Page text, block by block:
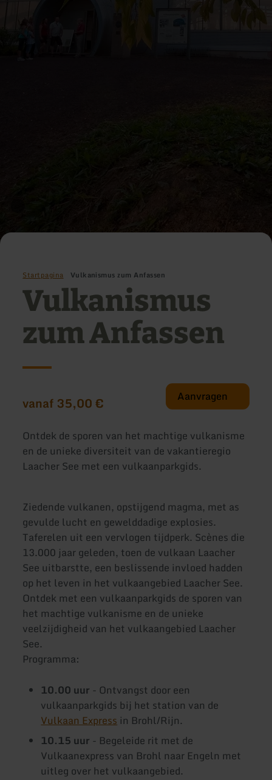
Startpagina Vulkanismus zum Anfassen
Vulkanismus
zum Anfassen
vanaf 35,00 € Aanvragen
Ontdek de sporen van het machtige vulkanisme
en de unieke diversiteit van de vakantieregio
Laacher See met een vulkaanparkgids.
Ziedende vulkanen, opstijgend magma, met as
gevulde lucht en gewelddadige explosies.
Taferelen uit een vervlogen tijdperk. Scènes die
13.000 jaar geleden, toen de vulkaan Laacher
See uitbarstte, een beslissende invloed hadden
op het leven in het vulkaangebied Laacher See.
Ontdek met een vulkaanparkgids de sporen van
het machtige vulkanisme en de unieke
veelzijdigheid van het vulkaangebied Laacher
See.
Programma:
10.00 uur - Ontvangst door een
vulkaanparkgids bij het station van de
Vulkaan Express in Brohl/Rijn.
10.15 uur - Begeleide rit met de
Vulkaanexpress van Brohl naar Engeln met
uitleg over het vulkaangebied.